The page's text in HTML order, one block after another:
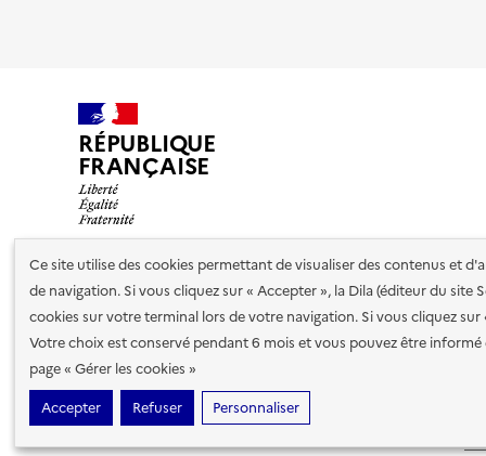
Ce site utilise des cookies permettant de visualiser des contenus et
de navigation. Si vous cliquez sur « Accepter », la Dila (éditeur du site
cookies sur votre terminal lors de votre navigation. Si vous cliquez sur
Votre choix est conservé pendant 6 mois et vous pouvez être
page « Gérer les cookies »
Accepter
Refuser Personnaliser
RÉPUBLIQUE
FRANÇAISE
Nos partenaires
Plan du site Accessibilité : totalement conforme
cookies